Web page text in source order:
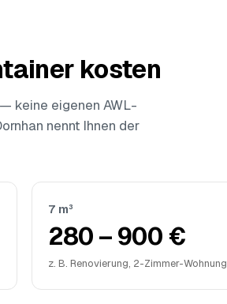
kosten
keine eigenen AWL-
nennt Ihnen der
7 m³
280 – 900 €
z. B. Renovierung, 2-Zimmer-Wohnung